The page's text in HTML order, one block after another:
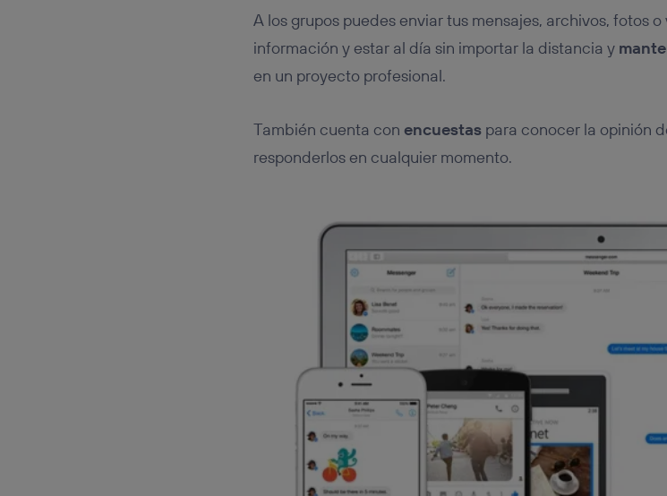
A los grupos puedes enviar tus mensajes, archivos, fotos
información y estar al día sin importar la distancia y
en un proyecto profesional.
También cuenta con encuestaspara conocer la opinión
responderlos en cualquier momento.